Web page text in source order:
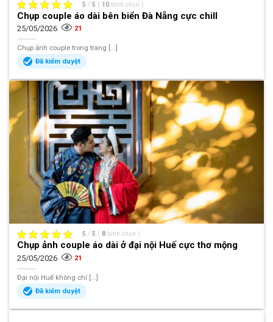
5 / 5 ( 10 bình chọn )
Chụp couple áo dài bên biển Đà Nẵng cực chill
25/05/2026 21
Chụp ảnh couple trong trang [...]
Đã kiểm duyệt
5 / 5 ( 8 bình chọn )
Chụp ảnh couple áo dài ở đại nội Huế cực thơ mộng
25/05/2026 21
Đại nội Huế không chỉ [...]
Đã kiểm duyệt